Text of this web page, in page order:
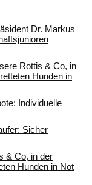
Dr. Markus
Rottis & Co, in
Hunden in
Individuelle
Sicher
& Co, in der
Hunden in Not